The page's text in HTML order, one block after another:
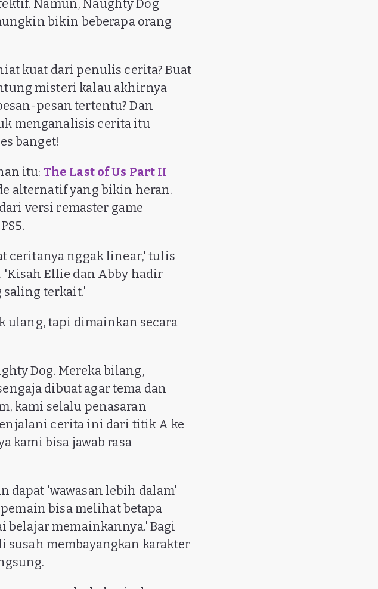
Namun, Naughty Dog
bikin beberapa orang
kuat dari penulis cerita? Buat
misteri kalau akhirnya
pesan tertentu? Dan
menganalisis cerita itu
banget!
itu: The Last of Us Part II
alternatif yang bikin heran.
versi remaster game
ceritanya nggak linear,' tulis
'Kisah Ellie dan Abby hadir
saling terkait.'
ulang, tapi dimainkan secara
Dog. Mereka bilang,
dibuat agar tema dan
kami selalu penasaran
cerita ini dari titik A ke
kami bisa jawab rasa
dapat 'wawasan lebih dalam'
bisa melihat betapa
memainkannya.' Bagi
membayangkan karakter